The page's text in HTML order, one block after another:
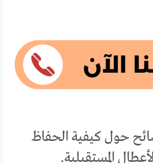
حول كيفية الحفاظ
المستقبلية.